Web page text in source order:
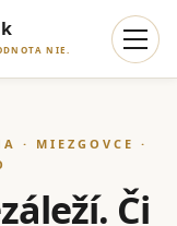
NIE.
· MIEZGOVCE ·
Či